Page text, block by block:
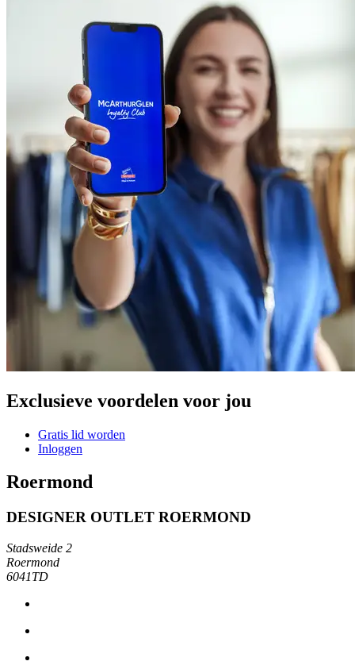
Exclusieve voordelen voor jou
Gratis lid worden
Inloggen
Roermond
DESIGNER OUTLET ROERMOND
Stadsweide 2
Roermond
6041TD